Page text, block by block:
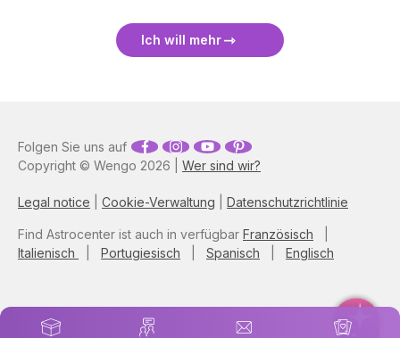
Ich will mehr
Copyright © Wengo 2026 | Wer sind wir?
Legal notice Cookie-Verwaltung Datenschutzrichtlinie
Folgen Sie uns auf
Find Astrocenter ist auch in verfügbar Französisch
Italienisch
Portugiesisch Spanisch Englisch